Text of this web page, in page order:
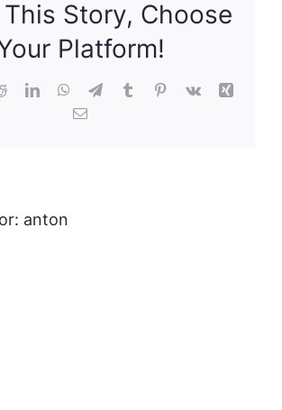
Story, Choose
Platform!
RedditLinkedInWhatsApp
TelegramTumblrPinterest
Vk
Xing
Correo
anton